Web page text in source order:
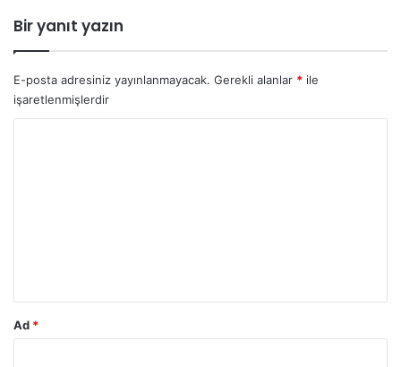
Bir yanıt yazın
E-posta adresiniz yayınlanmayacak. Gerekli alanlar * ile
işaretlenmişlerdir
Ad *